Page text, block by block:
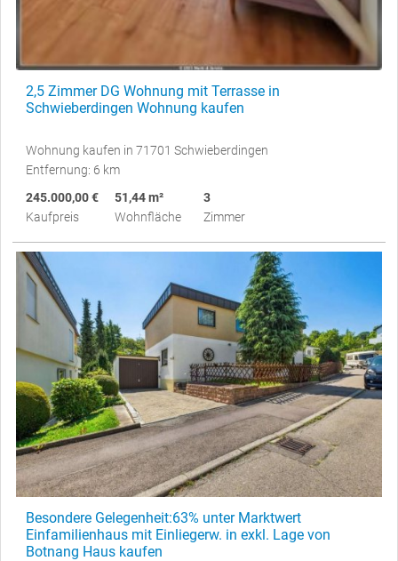
2,5 Zimmer DG Wohnung mit Terrasse in
Schwieberdingen Wohnung kaufen
Wohnung kaufen in 71701 Schwieberdingen
Entfernung: 6 km
245.000,00 €
Kaufpreis
51,44 m²
Wohnfläche
3
Zimmer
Besondere Gelegenheit:63% unter Marktwert
Einfamilienhaus mit Einliegerw. in exkl. Lage von
Botnang Haus kaufen